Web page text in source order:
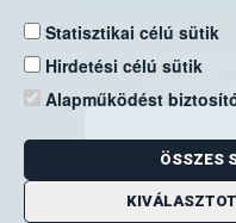
Statisztikai célú sütik
Hirdetési célú sütik
Alapműködést
ÖSSZES
Nemzeti
Levelezési
E-mail:
Zöld